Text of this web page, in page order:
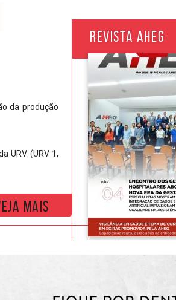
da produção
URV (URV 1,
mais
Revista AHEG